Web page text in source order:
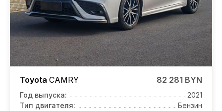
Toyota CAMRY 82 281 BYN
Год выпуска:
2021
Тип двигателя:
Бензин